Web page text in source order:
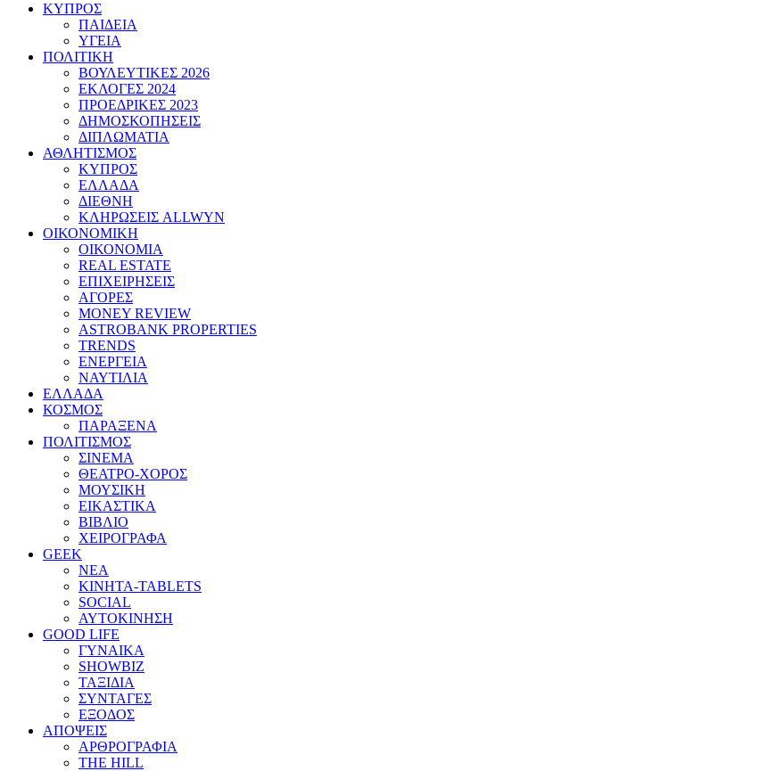
ΚΥΠΡΟΣ
ΠΑΙΔΕΙΑ
ΥΓΕΙΑ
ΠΟΛΙΤΙΚΗ
ΒΟΥΛΕΥΤΙΚΕΣ 2026
ΕΚΛΟΓΕΣ 2024
ΠΡΟΕΔΡΙΚΕΣ 2023
ΔΗΜΟΣΚΟΠΗΣΕΙΣ
ΔΙΠΛΩΜΑΤΙΑ
ΑΘΛΗΤΙΣΜΟΣ
ΚΥΠΡΟΣ
ΕΛΛΑΔΑ
ΔΙΕΘΝΗ
ΚΛΗΡΩΣΕΙΣ ALLWYN
ΟΙΚΟΝΟΜΙΚΗ
ΟΙΚΟΝΟΜΙΑ
REAL ESTATE
ΕΠΙΧΕΙΡΗΣΕΙΣ
ΑΓΟΡΕΣ
MONEY REVIEW
ASTROBANK PROPERTIES
TRENDS
ΕΝΕΡΓΕΙΑ
ΝΑΥΤΙΛΙΑ
ΕΛΛΑΔΑ
ΚΟΣΜΟΣ
ΠΑΡΑΞΕΝΑ
ΠΟΛΙΤΙΣΜΟΣ
ΣΙΝΕΜΑ
ΘΕΑΤΡΟ-ΧΟΡΟΣ
ΜΟΥΣΙΚΗ
ΕΙΚΑΣΤΙΚΑ
ΒΙΒΛΙΟ
ΧΕΙΡΟΓΡΑΦΑ
GEEK
ΝΕΑ
ΚΙΝΗΤΑ-TABLETS
SOCIAL
ΑΥΤΟΚΙΝΗΣΗ
GOOD LIFE
ΓΥΝΑΙΚΑ
SHOWBIZ
ΤΑΞΙΔΙΑ
ΣΥΝΤΑΓΕΣ
ΕΞΟΔΟΣ
ΑΠΟΨΕΙΣ
ΑΡΘΡΟΓΡΑΦΙΑ
THE HILL